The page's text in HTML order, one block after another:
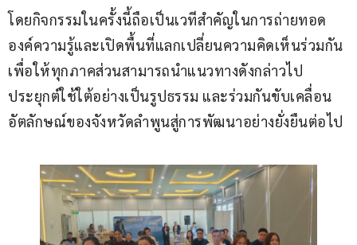
โดยกิจกรรมในครั้งนี้ถือเป็นเวทีสำคัญในการถ่ายทอด
องค์ความรู้และเปิดพื้นที่แลกเปลี่ยนความคิดเห็นร่วมกัน
เพื่อให้ทุกภาคส่วนสามารถนำแนวทางดังกล่าวไป
ประยุกต์ใช้ใต้อย่างเป็นรูปธรรม และร่วมกันขับเคลื่อน
อัตลักษณ์ของจังหวัดลำพูนสู่การพัฒนาอย่างยั่งยืนต่อไป